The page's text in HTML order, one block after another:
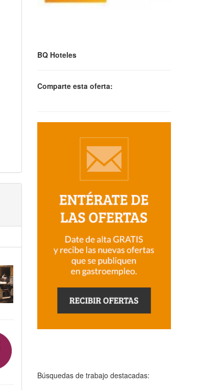
BQ Hoteles
Comparte esta oferta:
Búsquedas de trabajo destacadas: